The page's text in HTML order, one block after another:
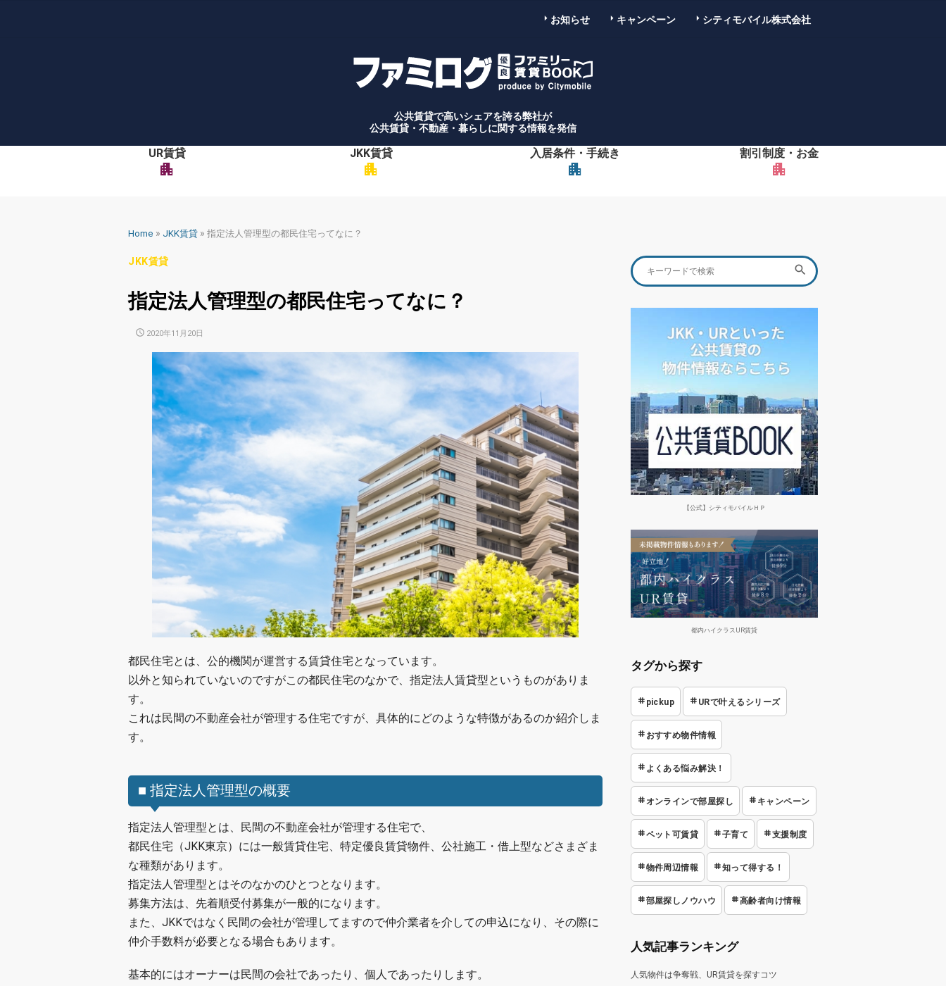
お知らせ キャンペーン シティモバイル株式会社
公共賃貸で高いシェアを誇る弊社が
公共賃貸・不動産・暮らしに関する情報を発信
UR賃貸
apartment
JKK賃貸
apartment
入居条件・手続き
apartment
割引制度・お金
apartment
Home » JKK賃貸 » 指定法人管理型の都民住宅ってなに？
JKK賃貸
指定法人管理型の都民住宅ってなに？
POSTED
2020年11月20日
都民住宅とは、公的機関が運営する賃貸住宅となっています。
以外と知られていないのですがこの都民住宅のなかで、指定法人賃貸型というものがありま
す。
これは民間の不動産会社が管理する住宅ですが、具体的にどのような特徴があるのか紹介しま
す。
■ 指定法人管理型の概要
指定法人管理型とは、民間の不動産会社が管理する住宅で、
都民住宅（JKK東京）には一般賃貸住宅、特定優良賃貸物件、公社施工・借上型などさまざま
な種類があります。
指定法人管理型とはそのなかのひとつとなります。
募集方法は、先着順受付募集が一般的になります。
また、JKKではなく民間の会社が管理してますので仲介業者を介しての申込になり、その際に
仲介手数料が必要となる場合もあります。
基本的にはオーナーは民間の会社であったり、個人であったりします。
Search
for:
 SEARCH
【公式】シティモバイルＨＰ
都内ハイクラスUR賃貸
タグから探す
pickup URで叶えるシリーズ
おすすめ物件情報
よくある悩み解決！
オンラインで部屋探し キャンペーン
ペット可賃貸 子育て 支援制度
物件周辺情報 知って得する！
部屋探しノウハウ 高齢者向け情報
人気記事ランキング
人気物件は争奪戦、UR賃貸を探すコツ